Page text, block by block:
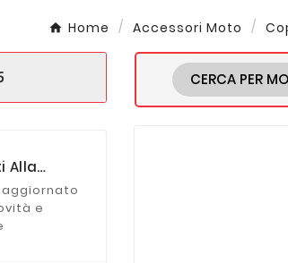
Home Accessori Moto
Alla
aggiornato
e
CERCA PER